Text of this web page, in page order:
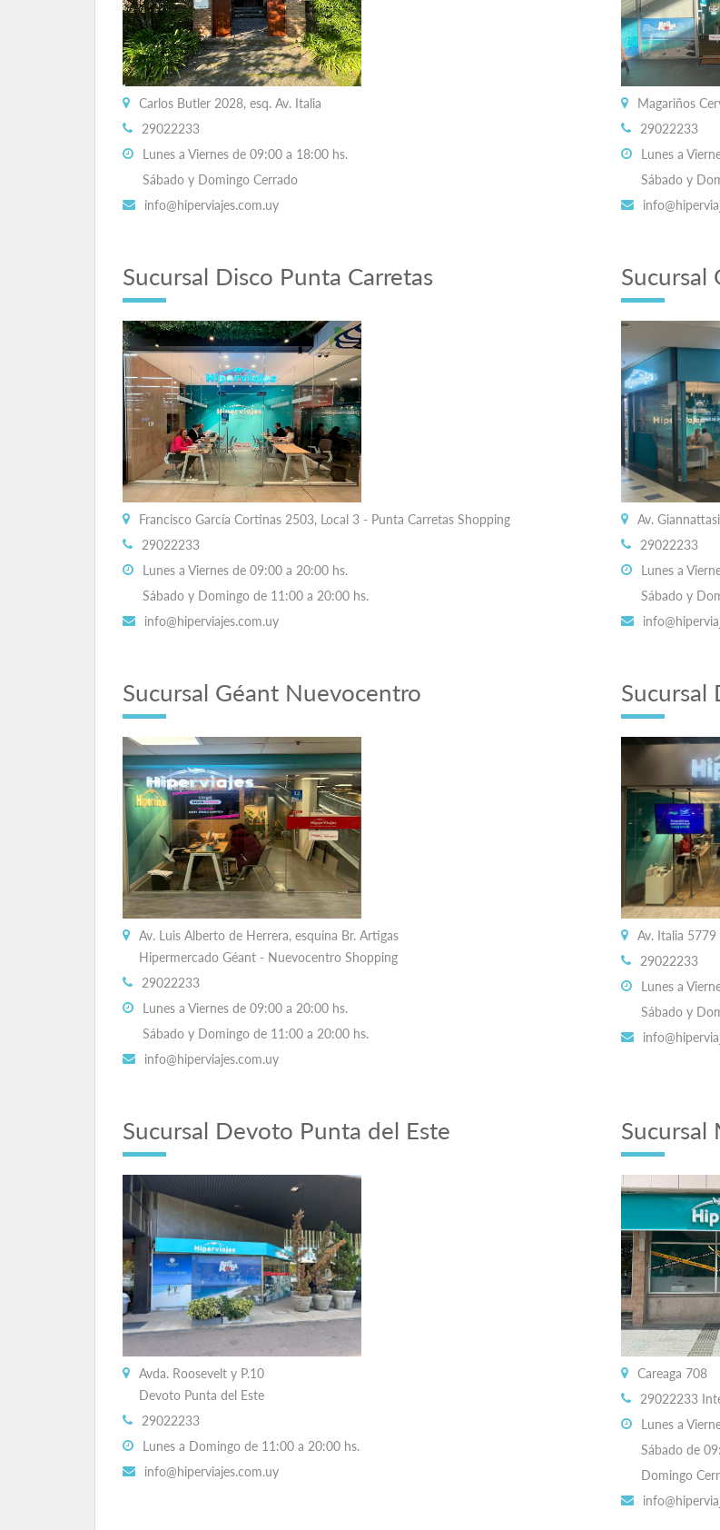
Carlos Butler 2028, esq. Av. Italia
29022233
Lunes a Viernes de 09:00 a 18:00 hs.
Sábado y Domingo Cerrado
info@hiperviajes.com.uy
Magariños
29022233
Lunes a
Sábado y
Sucursal Disco Punta Carretas
Francisco García Cortinas 2503, Local 3 - Punta Carretas Shopping
29022233
Lunes a Viernes de 09:00 a 20:00 hs.
Sábado y Domingo de 11:00 a 20:00 hs.
info@hiperviajes.com.uy
Sucursal
Av.
29022233
Lunes a
Sábado y
Sucursal Géant Nuevocentro
Av. Luis Alberto de Herrera, esquina Br. Artigas
Hipermercado Géant - Nuevocentro Shopping
29022233
Lunes a Viernes de 09:00 a 20:00 hs.
Sábado y Domingo de 11:00 a 20:00 hs.
info@hiperviajes.com.uy
Sucursal
Av. Italia
29022233
Lunes a
Sábado y
Sucursal Devoto Punta del Este
Avda. Roosevelt y P.10
Devoto Punta del Este
29022233
Lunes a Domingo de 11:00 a 20:00 hs.
info@hiperviajes.com.uy
Sucursal
Careaga 708
29022233
Lunes a
Sábado de
Domingo